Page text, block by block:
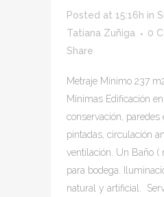
Posted at 15:16h in
Tatiana Zuñiga
0
Share
Metraje Mínimo 237
Mínimas Edificación
conservación, paredes
pintadas, circulación
ventilación. Un Baño (
para bodega.
natural y artificial.